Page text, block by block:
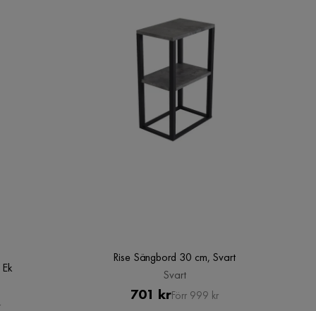
Rise Sängbord 30 cm, Svart
Svart
Pris
701 krOriginal
Förr 999 kr